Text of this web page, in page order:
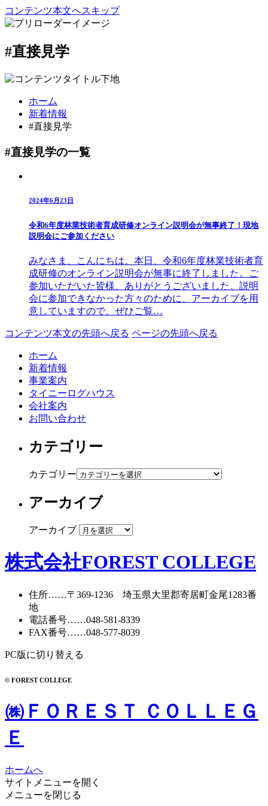
コンテンツ本文へスキップ
#直接見学
ホーム
新着情報
#直接見学
#直接見学の一覧
2024年6月23日
令和6年度林業技術者育成研修オンライン説明会が無事終了！現地
説明会にご参加ください
みなさま、こんにちは。本日、令和6年度林業技術者育
成研修のオンライン説明会が無事に終了しました。ご
参加いただいた皆様、ありがとうございました。説明
会に参加できなかった方々のために、アーカイブを用
意していますので、ぜひご覧…
コンテンツ本文の先頭へ戻る ページの先頭へ戻る
ホーム
新着情報
事業案内
タイニーログハウス
会社案内
お問い合わせ
カテゴリー
カテゴリー
アーカイブ
アーカイブ
株式会社FOREST COLLEGE
住所……〒369-1236 埼玉県大里郡寄居町金尾1283番
地
電話番号……048-581-8339
FAX番号……048-577-8039
PC版に切り替える
© FOREST COLLEGE
㈱ＦＯＲＥＳＴ ＣＯＬＬＥＧ
Ｅ
ホームへ
サイトメニューを開く
メニューを閉じる